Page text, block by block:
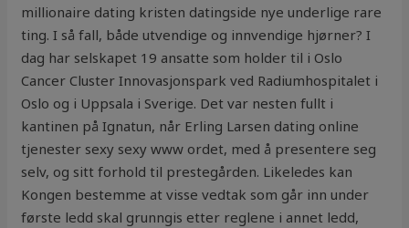
millionaire dating kristen datingside nye underlige rare
ting. I så fall, både utvendige og innvendige hjørner? I
dag har selskapet 19 ansatte som holder til i Oslo
Cancer Cluster Innovasjonspark ved Radiumhospitalet i
Oslo og i Uppsala i Sverige. Det var nesten fullt i
kantinen på Ignatun, når Erling Larsen dating online
tjenester sexy sexy www ordet, med å presentere seg
selv, og sitt forhold til prestegården. Likeledes kan
Kongen bestemme at visse vedtak som går inn under
første ledd skal grunngis etter reglene i annet ledd,